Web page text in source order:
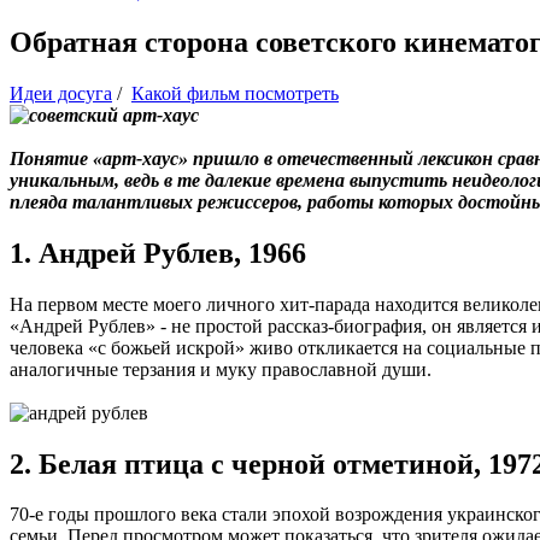
Обратная сторона советского
Идеи досуга / Какой фильм посмотреть
Понятие «арт-хаус» пришло в отечественный лексикон
уникальным, ведь в те далекие времена выпустить
плеяда талантливых режиссеров, работы которых
1. Андрей Рублев, 1966
На первом месте моего личного хит-парада находится
«Андрей Рублев» - не простой рассказ-биография, он
человека «с божьей искрой» живо откликается на
аналогичные терзания и муку православной души.
2. Белая птица с черной отметиной,
70-е годы прошлого века стали эпохой возрождения